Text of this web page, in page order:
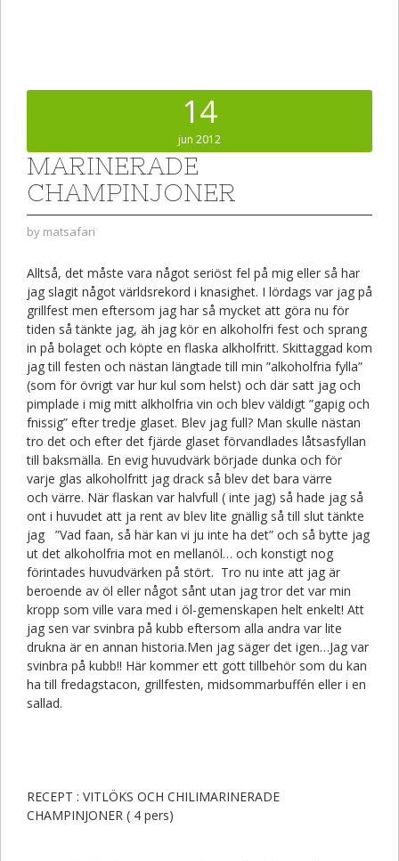
14
jun 2012
MARINERADE
CHAMPINJONER
by matsafari
Alltså, det måste vara något seriöst fel på mig eller så har
jag slagit något världsrekord i knasighet. I lördags var jag på
grillfest men eftersom jag har så mycket att göra nu för
tiden så tänkte jag, äh jag kör en alkoholfri fest och sprang
in på bolaget och köpte en flaska alkholfritt. Skittaggad kom
jag till festen och nästan längtade till min ”alkoholfria fylla”
(som för övrigt var hur kul som helst) och där satt jag och
pimplade i mig mitt alkholfria vin och blev väldigt ”gapig och
fnissig” efter tredje glaset. Blev jag full? Man skulle nästan
tro det och efter det fjärde glaset förvandlades låtsasfyllan
till baksmälla. En evig huvudvärk började dunka och för
varje glas alkoholfritt jag drack så blev det bara värre
och värre. När flaskan var halvfull ( inte jag) så hade jag så
ont i huvudet att ja rent av blev lite gnällig så till slut tänkte
jag ”Vad faan, så här kan vi ju inte ha det” och så bytte jag
ut det alkoholfria mot en mellanöl… och konstigt nog
förintades huvudvärken på stört. Tro nu inte att jag är
beroende av öl eller något sånt utan jag tror det var min
kropp som ville vara med i öl-gemenskapen helt enkelt! Att
jag sen var svinbra på kubb eftersom alla andra var lite
drukna är en annan historia.Men jag säger det igen…Jag var
svinbra på kubb!! Här kommer ett gott tillbehör som du kan
ha till fredagstacon, grillfesten, midsommarbuffén eller i en
sallad.
RECEPT : VITLÖKS OCH CHILIMARINERADE
CHAMPINJONER ( 4 pers)